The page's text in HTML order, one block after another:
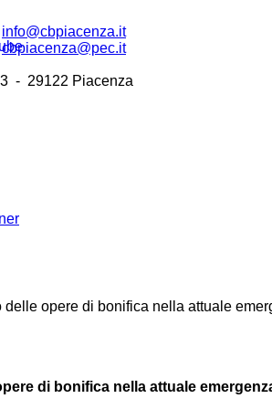
info@cbpiacenza.it
cbpiacenza@pec.it
- 29122 Piacenza
delle opere di bonifica nella attuale
di bonifica nella attuale